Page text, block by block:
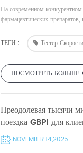
На современном
фармацевтических
ТЕГИ : Тестер
ПОСМОТРЕТЬ БОЛЬШЕ
Преодолевая тысячи
поездка GBPI для
NOVEMBER 14,2025.